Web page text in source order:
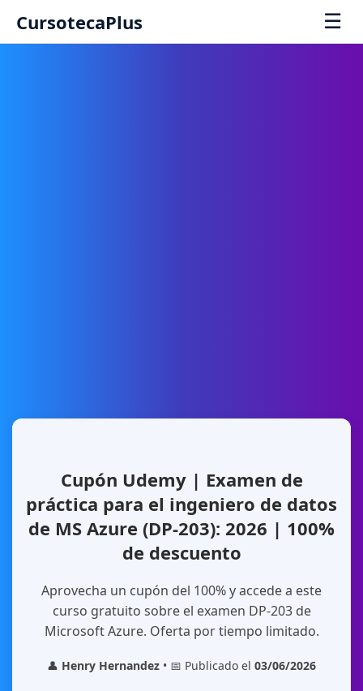
CursotecaPlus ☰
Cupón Udemy | Examen de
práctica para el ingeniero de datos
de MS Azure (DP-203): 2026 | 100%
de descuento
Aprovecha un cupón del 100% y accede a este
curso gratuito sobre el examen DP-203 de
Microsoft Azure. Oferta por tiempo limitado.
👤 Henry Hernandez • 📅 Publicado el 03/06/2026